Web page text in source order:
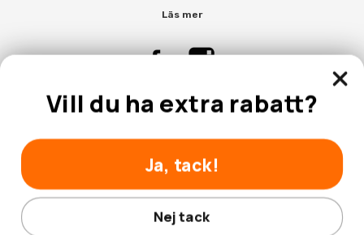
Läs mer
Kundtjänst
Vill du ha extra rabatt?
Ja, tack!
Nej tack